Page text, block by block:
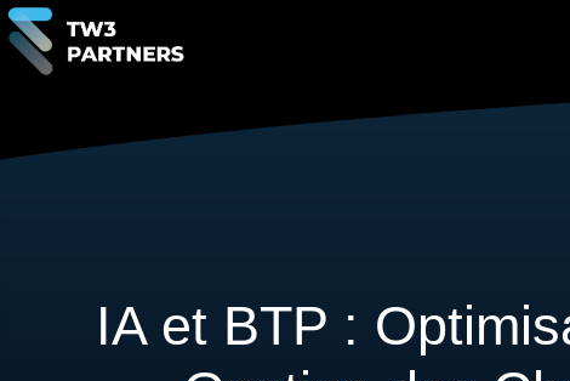
IA et BTP :